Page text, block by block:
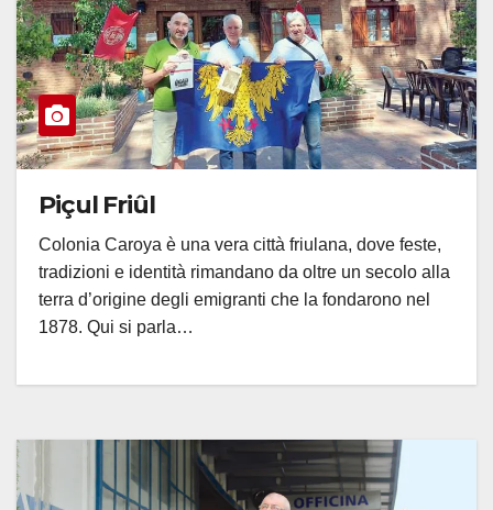
Piçul Friûl
Colonia Caroya è una vera città friulana, dove feste,
tradizioni e identità rimandano da oltre un secolo alla
terra d’origine degli emigranti che la fondarono nel
1878. Qui si parla…